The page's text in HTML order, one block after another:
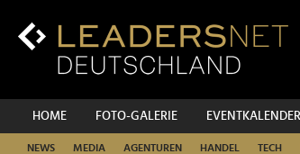
Inhalt
HOME FOTO-GALERIE EVENTKALENDER
NEWS MEDIA AGENTUREN HANDEL TECH